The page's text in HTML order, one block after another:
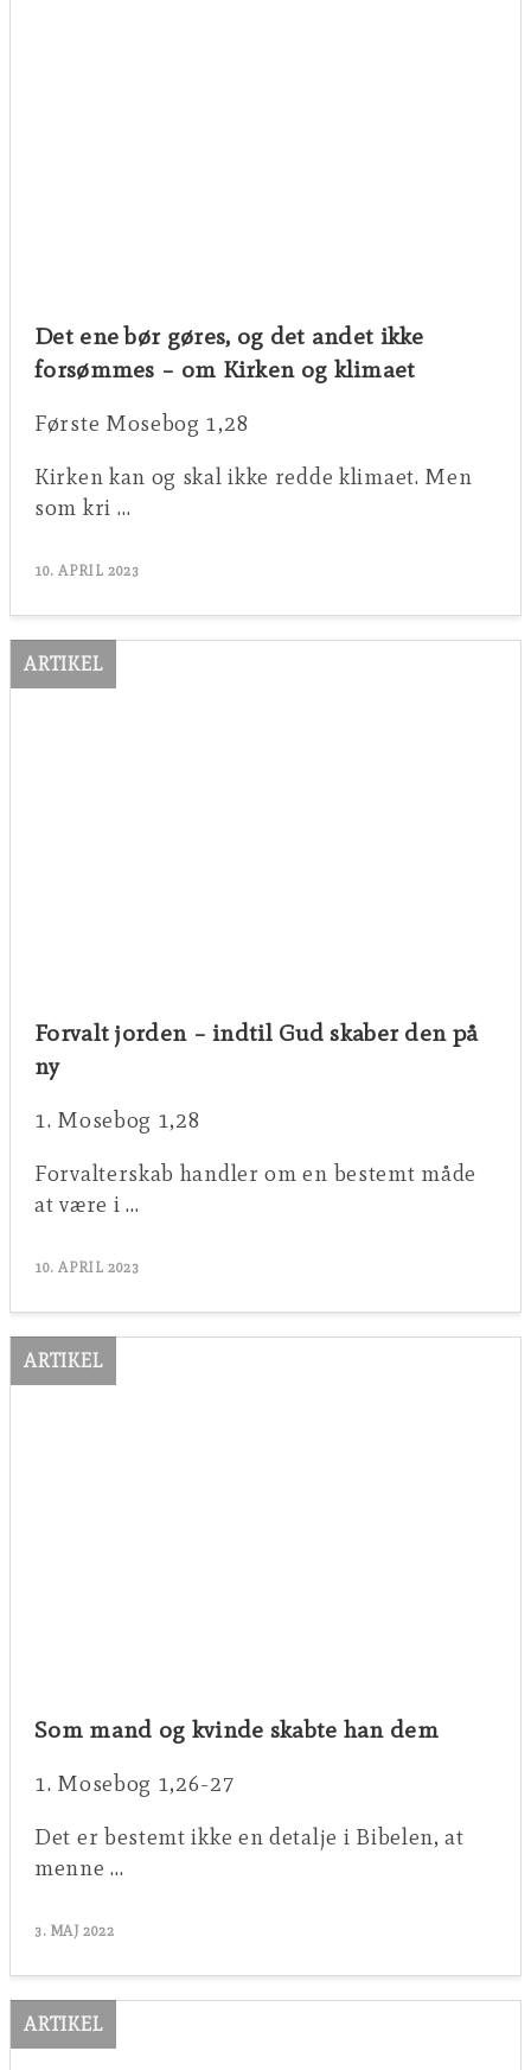
Det ene bør gøres, og det andet ikke
forsømmes – om Kirken og klimaet
Første Mosebog 1,28
Kirken kan og skal ikke redde klimaet. Men
som kri …
10. APRIL 2023
ARTIKEL
Forvalt jorden – indtil Gud skaber den på
ny
1. Mosebog 1,28
Forvalterskab handler om en bestemt måde
at være i …
10. APRIL 2023
ARTIKEL
Som mand og kvinde skabte han dem
1. Mosebog 1,26-27
Det er bestemt ikke en detalje i Bibelen, at
menne …
3. MAJ 2022
ARTIKEL